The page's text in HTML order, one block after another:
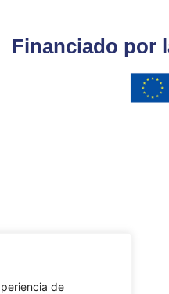
de
Financiado por